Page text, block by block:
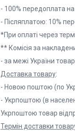
- 100% передоплата
- Післяплатою: 10%
*При оплаті через
** Комісія за
- за межі України
Доставка товару:
- Новою поштою (по
- Укрпоштою (в
Укрпоштою товар
Термін доставки